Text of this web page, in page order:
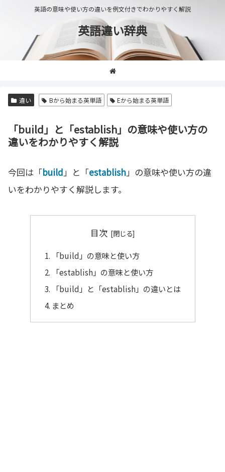
英語の意味や使い方の違いを例文付きでわかりやすく解説
英語違い辞典
違い Bから始まる英単語 Eから始まる英単語
「build」と「establish」の意味や使い方の
違いをわかりやすく解説
今回は「build」と「establish」の意味や使い方の違
いをわかりやすく解説します。
目次
「build」の意味と使い方
「establish」の意味と使い方
「build」と「establish」の違いとは
まとめ